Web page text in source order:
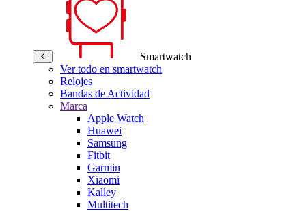
Smartwatch
Ver todo en smartwatch
Relojes
Bandas de Actividad
Marca
Apple Watch
Huawei
Samsung
Fitbit
Garmin
Xiaomi
Kalley
Multitech